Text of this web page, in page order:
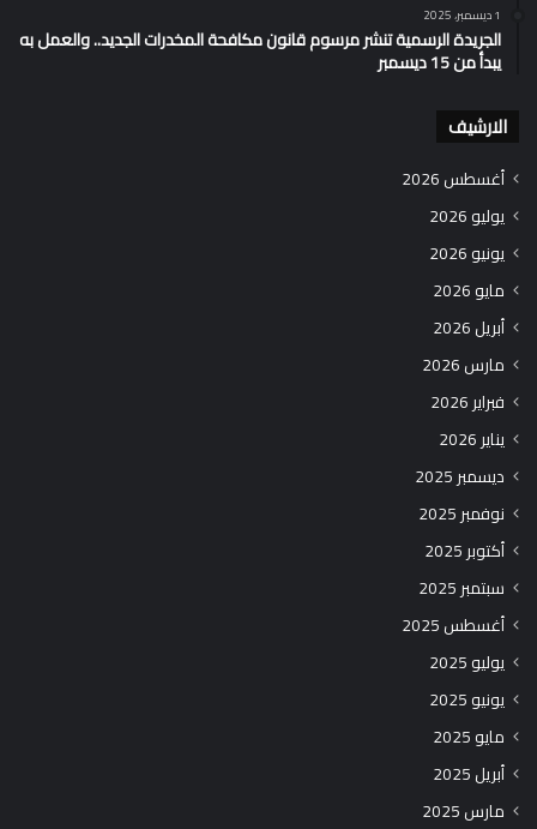
1 ديسمبر، 2025
الجريدة الرسمية تنشر مرسوم قانون مكافحة المخدرات الجديد.. والعمل به
يبدأ من 15 ديسمبر
الارشيف
أغسطس 2026
يوليو 2026
يونيو 2026
مايو 2026
أبريل 2026
مارس 2026
فبراير 2026
يناير 2026
ديسمبر 2025
نوفمبر 2025
أكتوبر 2025
سبتمبر 2025
أغسطس 2025
يوليو 2025
يونيو 2025
مايو 2025
أبريل 2025
مارس 2025